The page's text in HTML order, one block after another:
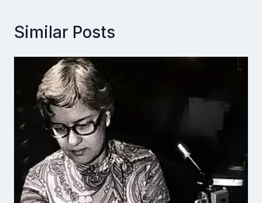
Similar Posts